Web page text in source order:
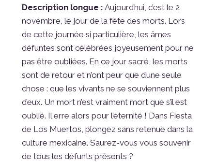
Description longue : Aujourd’hui, c’est le 2
novembre, le jour de la fête des morts. Lors
de cette journée si particulière, les âmes
défuntes sont célébrées joyeusement pour ne
pas être oubliées. En ce jour sacré, les morts
sont de retour et n’ont peur que d’une seule
chose : que les vivants ne se souviennent plus
d’eux. Un mort n’est vraiment mort que s’il est
oublié. Il erre alors pour l’éternité ! Dans Fiesta
de Los Muertos, plongez sans retenue dans la
culture mexicaine. Saurez-vous vous souvenir
de tous les défunts présents ?